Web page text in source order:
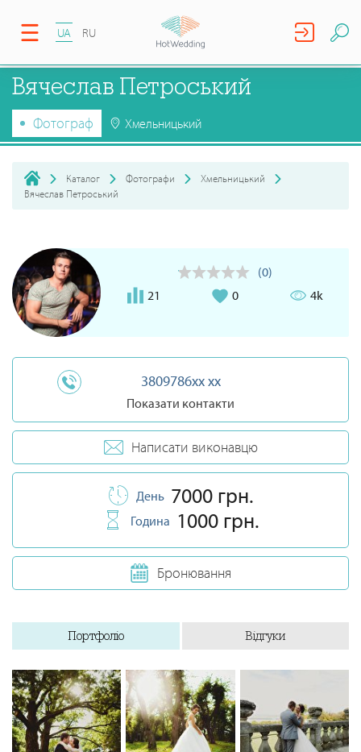
UA RU
Вячеслав Петроський
Фотограф Хмельницький
Каталог Фотографи
Хмельницький
Вячеслав Петроський
(0)
21
0 4k
3809786xx xx
Показати контакти
Написати виконавцю
День 7000 грн.
Година 1000 грн.
Бронювання
Портфоліо Відгуки